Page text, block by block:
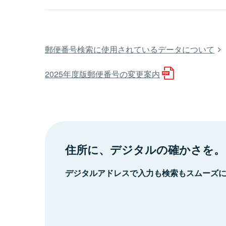
郵便番号検索に使用されているデータについて
2025年度版郵便番号の変更案内
住所に、デジタルの確かさを。
デジタルアドレスで入力も検索もスムーズ